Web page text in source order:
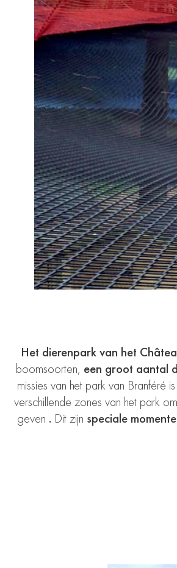
Het dierenpark van het
boomsoorten, een groot aantal
missies van het park van Branféré is
verschillende zones van het park om
geven . Dit zijn speciale